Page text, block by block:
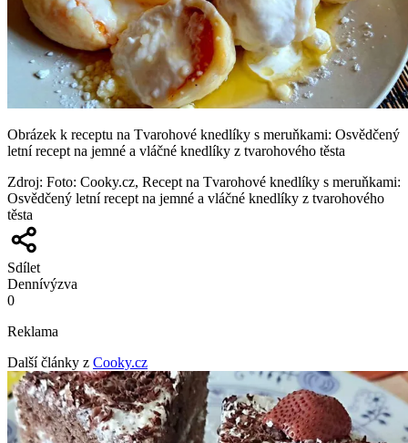
Obrázek k receptu na Tvarohové knedlíky s meruňkami: Osvědčený
letní recept na jemné a vláčné knedlíky z tvarohového těsta
Zdroj: Foto: Cooky.cz, Recept na Tvarohové knedlíky s meruňkami:
Osvědčený letní recept na jemné a vláčné knedlíky z tvarohového
těsta
Sdílet
Dennívýzva
0
Reklama
Další články z Cooky.cz